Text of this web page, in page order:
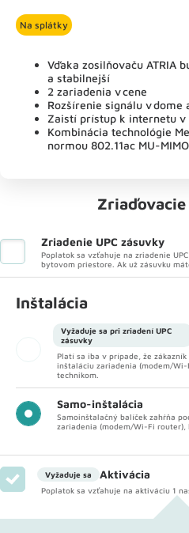
Na splátky
Vďaka zosilňovaču ATRIA
a stabilnejší
2 zariadenia v cene
Rozšírenie signálu v dome
Zaistí prístup k internetu v
Kombinácia technológie
normou 802.11ac MU-MIMO
Zriadenie UPC zásuvky
Poplatok sa vzťahuje na zriadenie
bytovom priestore. Ak už zásuvku
Inštalácia
Vyžaduje sa pri zriadení UPC
zásuvky
Platí sa iba v prípade, že
inštaláciu zariadenia (modem/
technikom.
Samo-inštalácia
Samoinštalačný balíček zahŕňa
zariadenia (modem/Wi-Fi router),
Vyžaduje sa Aktivácia
Poplatok sa vzťahuje na aktiváciu 1